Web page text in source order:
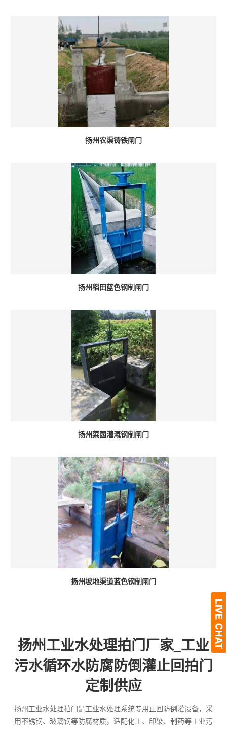
扬州农渠铸铁闸门
扬州稻田蓝色钢制闸门
扬州菜园灌溉钢制闸门
扬州坡地渠道蓝色钢制闸门
扬州工业水处理拍门厂家_工业
污水循环水防腐防倒灌止回拍门
定制供应
扬州工业水处理拍门是工业水处理系统专用止回防倒灌设备，采
用不锈钢、玻璃钢等防腐材质，适配化工、印染、制药等工业污